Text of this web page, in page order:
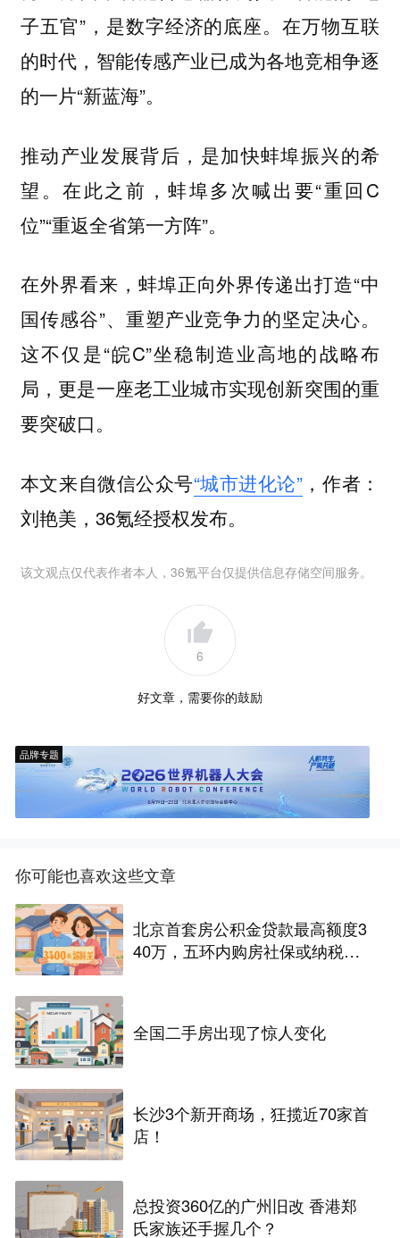
子五官”，是数字经济的底座。在万物互联
的时代，智能传感产业已成为各地竞相争逐
的一片“新蓝海”。
推动产业发展背后，是加快蚌埠振兴的希
望。在此之前，蚌埠多次喊出要“重回C
位”“重返全省第一方阵”。
在外界看来，蚌埠正向外界传递出打造“中
国传感谷”、重塑产业竞争力的坚定决心。
这不仅是“皖C”坐稳制造业高地的战略布
局，更是一座老工业城市实现创新突围的重
要突破口。
本文来自微信公众号“城市进化论”，作者：
刘艳美，36氪经授权发布。
该文观点仅代表作者本人，36氪平台仅提供信息存储空间服务。
6
好文章，需要你的鼓励
品牌专题
你可能也喜欢这些文章
北京首套房公积金贷款最高额度3
40万，五环内购房社保或纳税满
全国二手房出现了惊人变化
长沙3个新开商场，狂揽近70家首
店！
总投资360亿的广州旧改 香港郑
氏家族还手握几个？